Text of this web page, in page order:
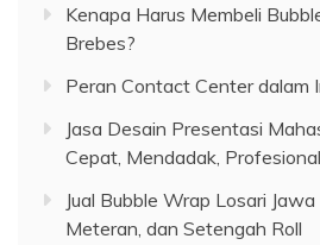
Kenapa Harus Membeli
Brebes?
Peran Contact Center dalam
Jasa Desain Presentasi
Cepat, Mendadak,
Jual Bubble Wrap Losari
Meteran, dan Setengah Roll